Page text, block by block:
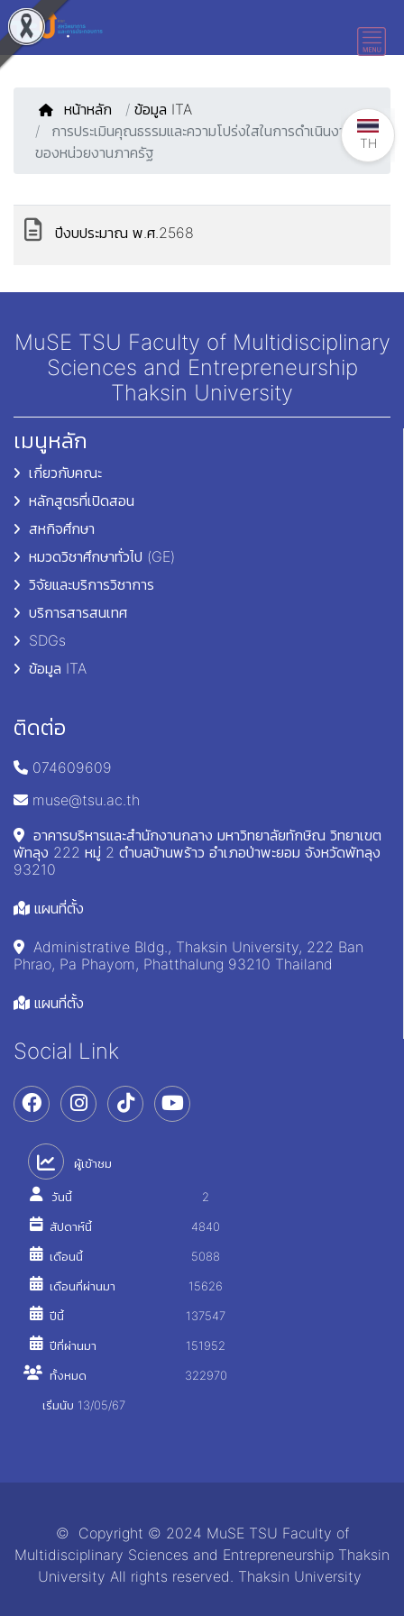
หน้าหลัก / ข้อมูล ITA
การประเมินคุณธรรมและความโปร่งใสในการดำเนินงาน
ของหน่วยงานภาครัฐ
ปีงบประมาณ พ.ศ.2568
MuSE TSU Faculty of Multidisciplinary
Sciences and Entrepreneurship
Thaksin University
เมนูหลัก
เกี่ยวกับคณะ
หลักสูตรที่เปิดสอน
สหกิจศึกษา
หมวดวิชาศึกษาทั่วไป (GE)
วิจัยและบริการวิชาการ
บริการสารสนเทศ
SDGs
ข้อมูล ITA
ติดต่อ
074609609
muse@tsu.ac.th
อาคารบริหารและสำนักงานกลาง มหาวิทยาลัยทักษิณ วิทยาเขต
พัทลุง 222 หมู่ 2 ตำบลบ้านพร้าว อำเภอป่าพะยอม จังหวัดพัทลุง
93210
แผนที่ตั้ง
Administrative Bldg., Thaksin University, 222 Ban
Phrao, Pa Phayom, Phatthalung 93210 Thailand
แผนที่ตั้ง
Social Link
ผู้เข้าชม
วันนี้ 2
สัปดาห์นี้ 4840
เดือนนี้ 5088
เดือนที่ผ่านมา 15626
ปีนี้ 137547
ปีที่ผ่านมา 151952
ทั้งหมด 322970
เริ่มนับ 13/05/67
© Copyright © 2024 MuSE TSU Faculty of
Multidisciplinary Sciences and Entrepreneurship Thaksin
University All rights reserved. Thaksin University
TH